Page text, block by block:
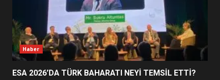
4
EDREMİT’İN GURURU TÜRKİYE
FİNALİNDE NE BAŞARDI?
Haber
ESA 2026’DA TÜRK BAHARATI NEYİ TEMSİL ETTİ?